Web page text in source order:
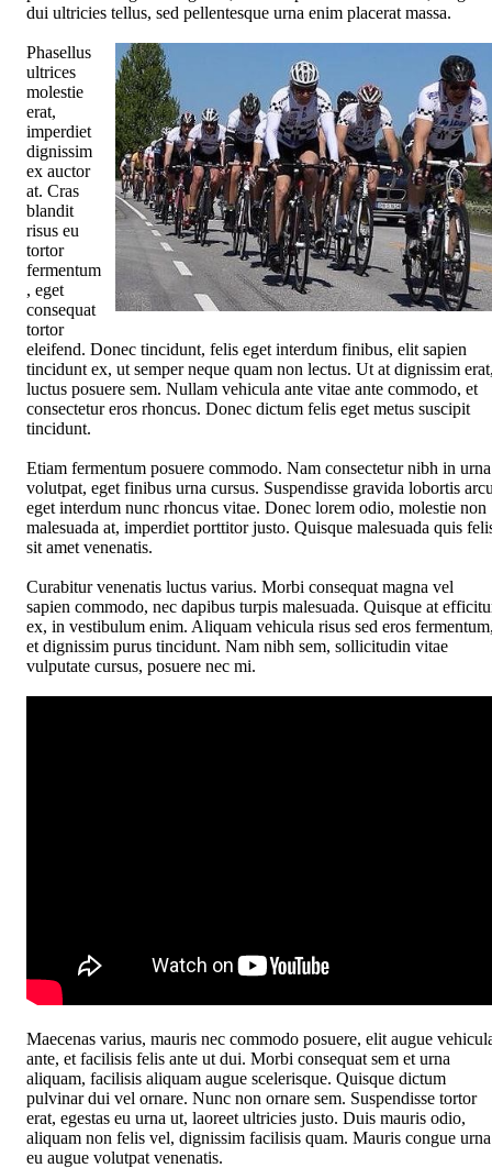
dui ultricies tellus, sed pellentesque urna enim placerat massa.
Phasellus
ultrices
molestie
erat,
imperdiet
dignissim
ex auctor
at. Cras
blandit
risus eu
tortor
fermentum
, eget
consequat
tortor
eleifend. Donec tincidunt, felis eget interdum finibus, elit sapien
tincidunt ex, ut semper neque quam non lectus. Ut at dignissim
luctus posuere sem. Nullam vehicula ante vitae ante commodo, et
consectetur eros rhoncus. Donec dictum felis eget metus suscipit
tincidunt.
Etiam fermentum posuere commodo. Nam consectetur nibh in urna
volutpat, eget finibus urna cursus. Suspendisse gravida lobortis
eget interdum nunc rhoncus vitae. Donec lorem odio, molestie non
malesuada at, imperdiet porttitor justo. Quisque malesuada quis
sit amet venenatis.
Curabitur venenatis luctus varius. Morbi consequat magna vel
sapien commodo, nec dapibus turpis malesuada. Quisque at
ex, in vestibulum enim. Aliquam vehicula risus sed eros
et dignissim purus tincidunt. Nam nibh sem, sollicitudin vitae
vulputate cursus, posuere nec mi.
Maecenas varius, mauris nec commodo posuere, elit augue
ante, et facilisis felis ante ut dui. Morbi consequat sem et urna
aliquam, facilisis aliquam augue scelerisque. Quisque dictum
pulvinar dui vel ornare. Nunc non ornare sem. Suspendisse tortor
erat, egestas eu urna ut, laoreet ultricies justo. Duis mauris odio,
aliquam non felis vel, dignissim facilisis quam. Mauris congue urna
eu augue volutpat venenatis.